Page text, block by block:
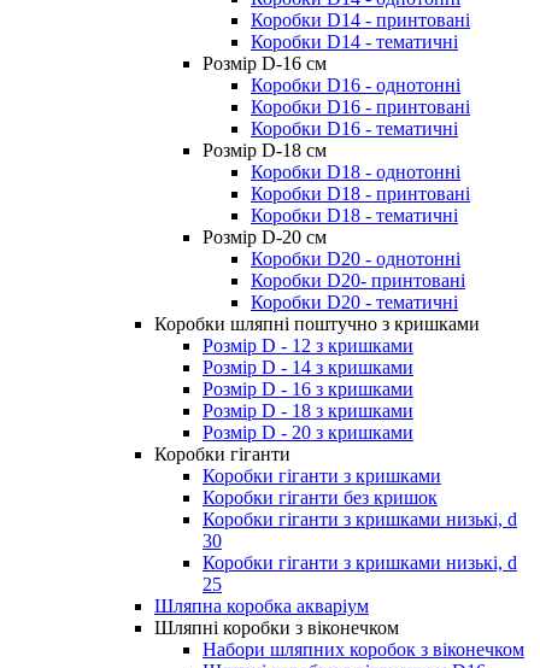
Коробки D14 - принтовані
Коробки D14 - тематичні
Розмір D-16 cм
Коробки D16 - однотонні
Коробки D16 - принтовані
Коробки D16 - тематичні
Розмір D-18 cм
Коробки D18 - однотонні
Коробки D18 - принтовані
Коробки D18 - тематичні
Розмір D-20 cм
Коробки D20 - однотонні
Коробки D20- принтовані
Коробки D20 - тематичні
Коробки шляпні поштучно з кришками
Розмір D - 12 з кришками
Розмір D - 14 з кришками
Розмір D - 16 з кришками
Розмір D - 18 з кришками
Розмір D - 20 з кришками
Коробки гіганти
Коробки гіганти з кришками
Коробки гіганти без кришок
Коробки гіганти з кришками низькі, d
30
Коробки гіганти з кришками низькі, d
25
Шляпна коробка акваріум
Шляпні коробки з віконечком
Набори шляпних коробок з віконечком